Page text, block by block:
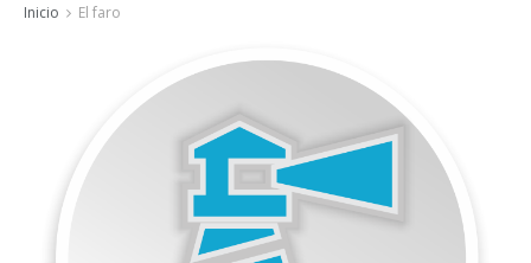
Inicio El faro